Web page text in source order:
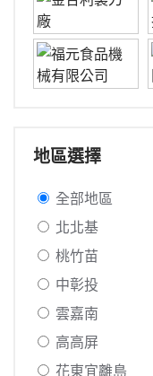
地區選擇
全部地區
北北基
桃竹苗
中彰投
雲嘉南
高高屏
花東宜離島